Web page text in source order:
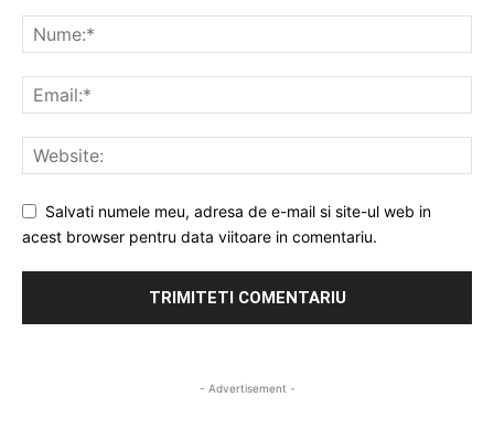
Salvati numele meu, adresa de e-mail si site-ul web in
acest browser pentru data viitoare in comentariu.
- Advertisement -